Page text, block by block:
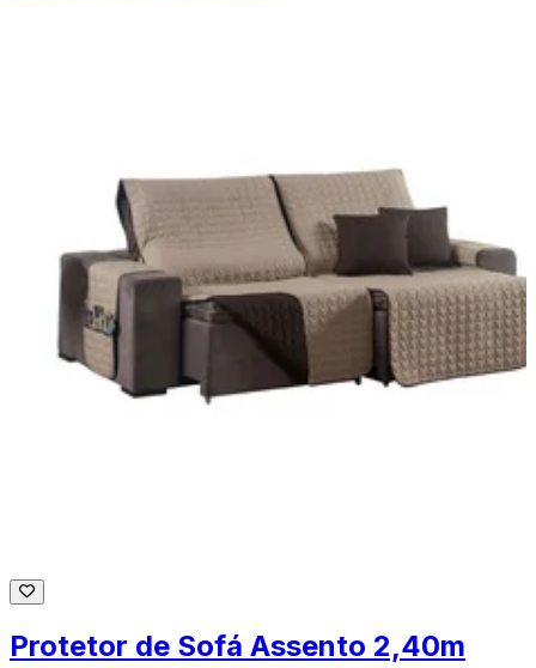
Protetor de Sofá Assento 2,40m